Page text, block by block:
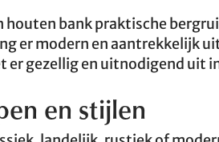
houten bank praktische
er modern en aantrekkelijk
er gezellig en uitnodigend uit
en stijlen